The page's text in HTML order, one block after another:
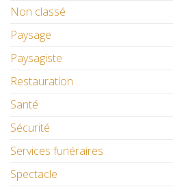
Non classé
Paysage
Paysagiste
Restauration
Santé
Sécurité
Services funéraires
Spectacle